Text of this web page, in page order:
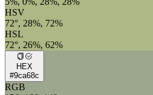
HSV
72°, 28%, 72%
HSL
72°, 26%, 62%
HEX
#9ca68c
RGB